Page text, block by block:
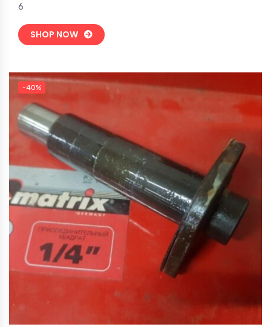
6
SHOP NOW
-40%